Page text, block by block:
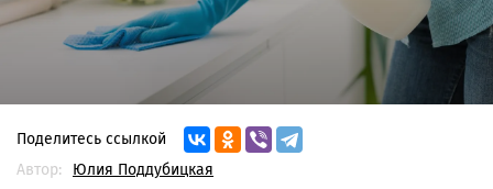
Поделитесь ссылкой
Автор:
Юлия Поддубицкая